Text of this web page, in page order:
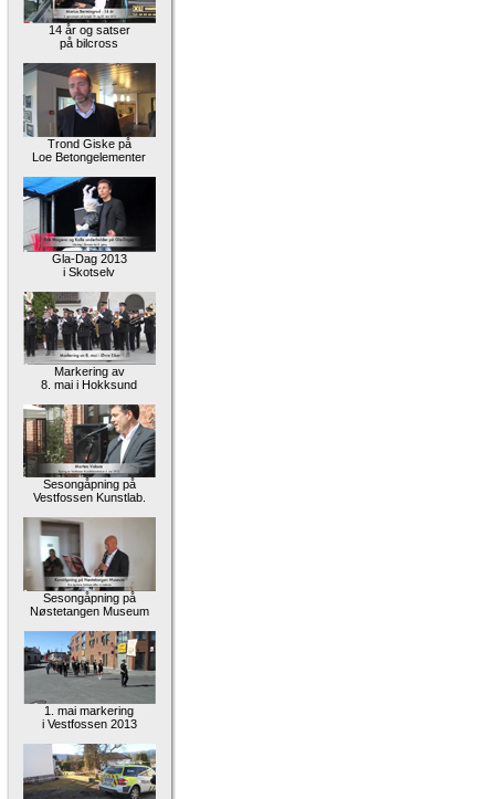
14 år og satser
på bilcross
Trond Giske på
Loe Betongelementer
Gla-Dag 2013
i Skotselv
Markering av
8. mai i Hokksund
Sesongåpning på
Vestfossen Kunstlab.
Sesongåpning på
Nøstetangen Museum
1. mai markering
i Vestfossen 2013